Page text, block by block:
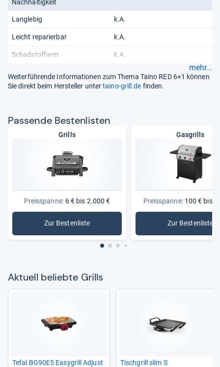
Nachhaltigkeit
Langlebig k.A.
Leicht reparierbar k.A.
Schadstoffarm k.A.
mehr...
Weiterführende Informationen zum Thema Taino RED 6+1 können
Sie direkt beim Hersteller untertaino-grill.de finden.
Pas­sende Bes­ten­lis­ten
Grills
Preisspanne:6 € bis 2.000 €
Zur Bestenliste
: Grills
Gasgrills
Preisspanne:100 € bis
Zur Bestenliste
: Gasgrills
Aktu­ell beliebte Grills
Tefal BG90E5 Easy­grill Adjust Tisch­grill slim S